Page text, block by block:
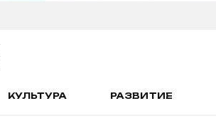
КУЛЬТУРА РАЗВИТИЕ